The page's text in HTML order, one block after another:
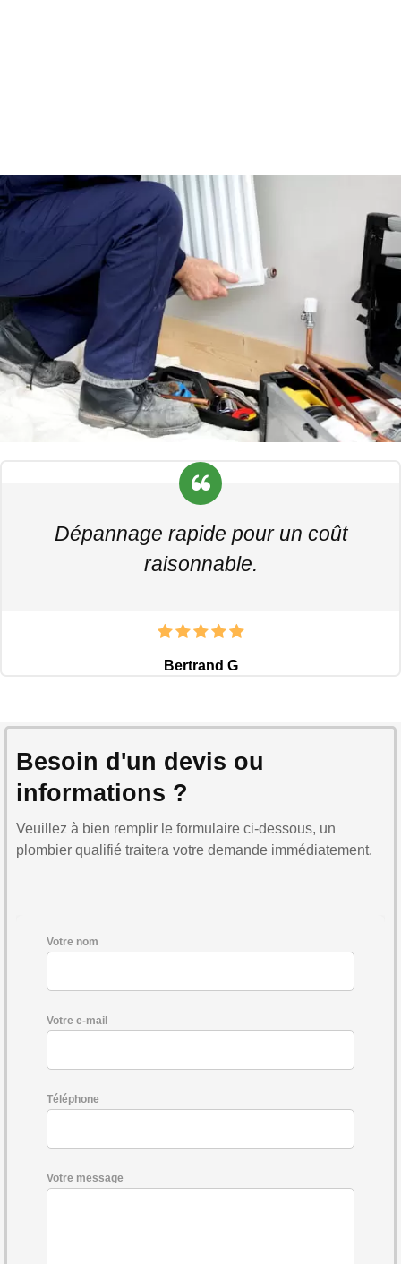
Dépannage rapide pour un coût
raisonnable.
Bertrand G
Besoin d'un devis ou
informations ?
Veuillez à bien remplir le formulaire ci-dessous, un
plombier qualifié traitera votre demande immédiatement.
Votre nom
Votre e-mail
Téléphone
Votre message